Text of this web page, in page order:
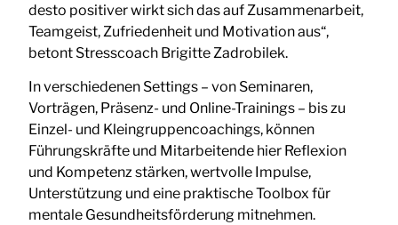
desto positiver wirkt sich das auf Zusammenarbeit,
Teamgeist, Zufriedenheit und Motivation aus“,
betont Stresscoach Brigitte Zadrobilek.
In verschiedenen Settings – von Seminaren,
Vorträgen, Präsenz- und Online-Trainings – bis zu
Einzel- und Kleingruppencoachings, können
Führungskräfte und Mitarbeitende hier Reflexion
und Kompetenz stärken, wertvolle Impulse,
Unterstützung und eine praktische Toolbox für
mentale Gesundheitsförderung mitnehmen.